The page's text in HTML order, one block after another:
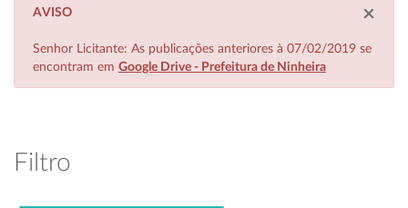
×
AVISO
Senhor Licitante: As publicações anteriores à 07/02/2019 se
encontram em Google Drive - Prefeitura de Ninheira
Filtro